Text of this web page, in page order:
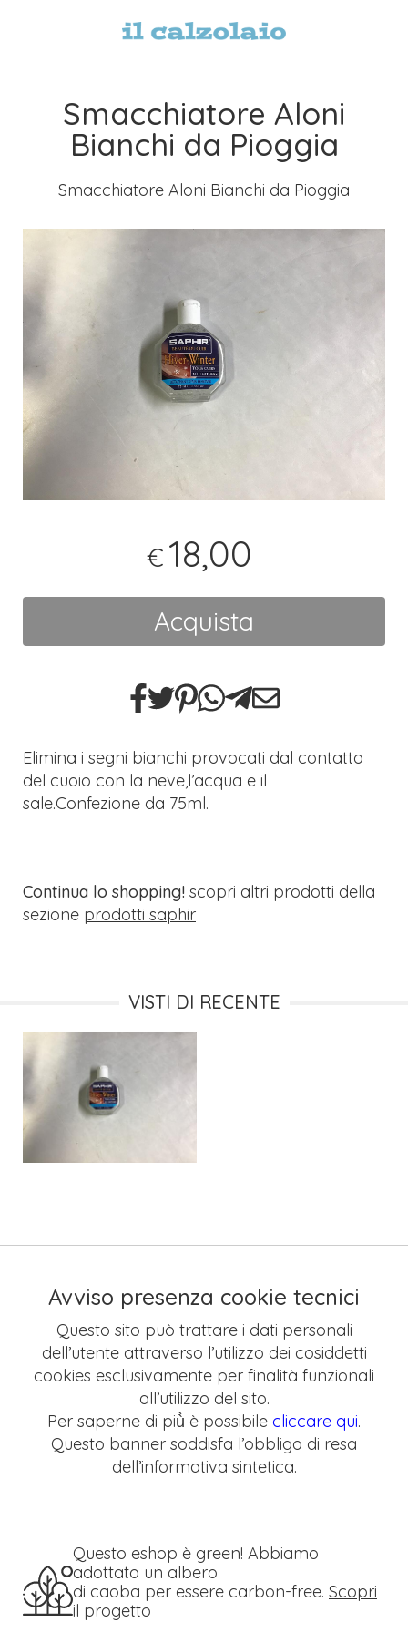
Smacchiatore Aloni
Bianchi da Pioggia
Smacchiatore Aloni Bianchi da Pioggia
€ 18,00
Acquista
Elimina i segni bianchi provocati dal contatto
del cuoio con la neve,l’acqua e il
sale.Confezione da 75ml.
Continua lo shopping! scopri altri prodotti della
sezione prodotti saphir
VISTI DI RECENTE
Avviso presenza cookie tecnici
Questo sito può trattare i dati personali
dell’utente attraverso l’utilizzo dei cosiddetti
cookies esclusivamente per finalità funzionali
all’utilizzo del sito.
Per saperne di più̀ è possibile cliccare qui.
Questo banner soddisfa l’obbligo di resa
dell’informativa sintetica.
Questo eshop è green! Abbiamo
adottato un albero
di caoba per essere carbon-free. Scopri
il progetto